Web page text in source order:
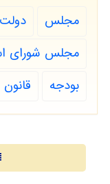
مجلس دولت
مجلس شورای
بودجه
قانون